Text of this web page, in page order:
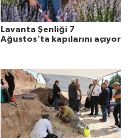
Lavanta Şenliği 7
Ağustos'ta kapılarını açıyor